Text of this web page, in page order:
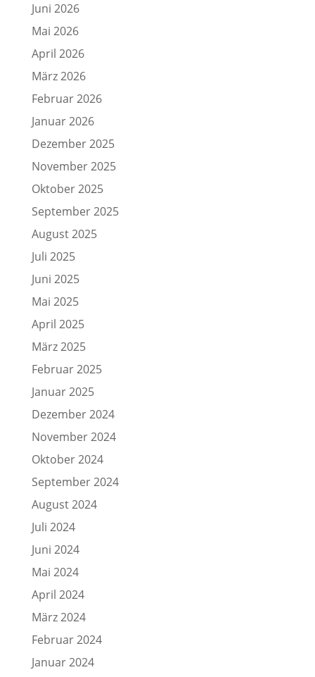
Juni 2026
Mai 2026
April 2026
März 2026
Februar 2026
Januar 2026
Dezember 2025
November 2025
Oktober 2025
September 2025
August 2025
Juli 2025
Juni 2025
Mai 2025
April 2025
März 2025
Februar 2025
Januar 2025
Dezember 2024
November 2024
Oktober 2024
September 2024
August 2024
Juli 2024
Juni 2024
Mai 2024
April 2024
März 2024
Februar 2024
Januar 2024